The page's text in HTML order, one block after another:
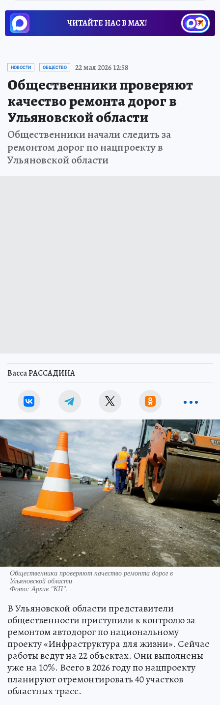
ЧИТАЙТЕ НАС В МАХ!
НОВОСТИ ОБЩЕСТВО 22 мая 2026 12:58
Общественники проверяют
качество ремонта дорог в
Ульяновской области
Общественники начали следить за
ремонтом дорог по нацпроекту в
Ульяновской области
Васса РАССАДИНА
Общественники проверяют качество ремонта дорог в
Ульяновской области
Фото:Архив "КП".
В Ульяновской области представители
общественности приступили к контролю за
ремонтом автодорог по национальному
проекту «Инфраструктура для жизни». Сейчас
работы ведут на 22 объектах. Они выполнены
уже на 10%. Всего в 2026 году по нацпроекту
планируют отремонтировать 40 участков
областных трасс.